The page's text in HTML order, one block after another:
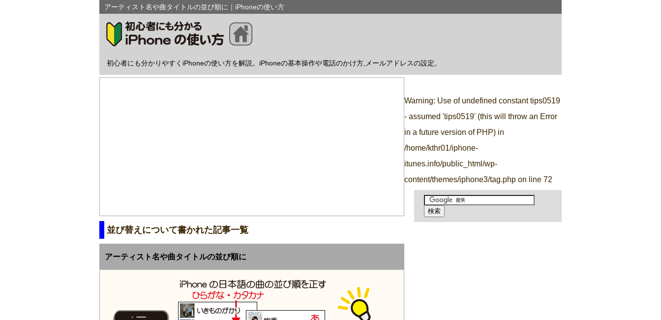
アーティスト名や曲タイトルの並び順に｜iPhoneの使い方
初心者にも分かりやすくiPhoneの使い方を解説。iPhoneの基本操作や電話のかけ方,メールアドレスの設定。
並び替えについて書かれた記事一覧
アーティスト名や曲タイトルの並び順に
Warning: Use of undefined constant tips0519
- assumed 'tips0519' (this will throw an Error
in a future version of PHP) in
/home/kthr01/iphone-
itunes.info/public_html/wp-
content/themes/iphone3/tag.php on line 72